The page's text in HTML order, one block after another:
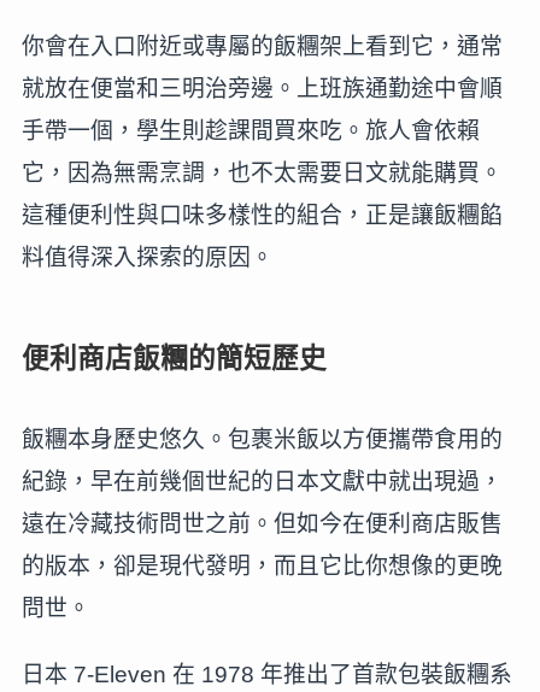
你會在入口附近或專屬的飯糰架上看到它，通常
就放在便當和三明治旁邊。上班族通勤途中會順
手帶一個，學生則趁課間買來吃。旅人會依賴
它，因為無需烹調，也不太需要日文就能購買。
這種便利性與口味多樣性的組合，正是讓飯糰餡
料值得深入探索的原因。
便利商店飯糰的簡短歷史
飯糰本身歷史悠久。包裹米飯以方便攜帶食用的
紀錄，早在前幾個世紀的日本文獻中就出現過，
遠在冷藏技術問世之前。但如今在便利商店販售
的版本，卻是現代發明，而且它比你想像的更晚
問世。
日本 7-Eleven 在 1978 年推出了首款包裝飯糰系